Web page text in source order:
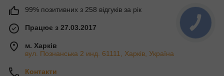
99% позитивних з 258 відгуків за рік
Працює з 27.03.2017
м. Харків
вул. Познанська 2 инд. 61111, Харків, Україна
Контакти